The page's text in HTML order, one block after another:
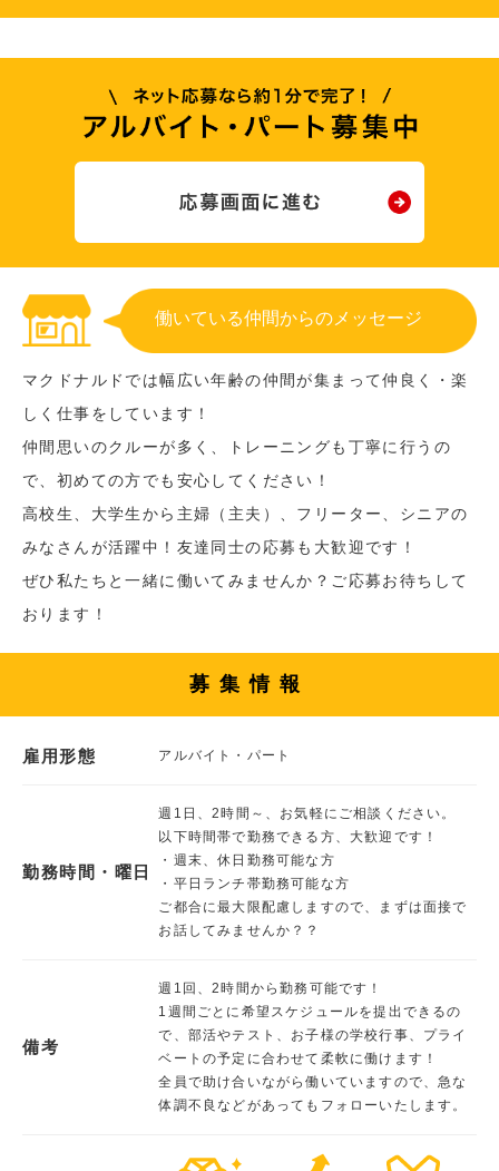
働いている仲間からのメッセージ
マクドナルドでは幅広い年齢の仲間が集まって仲良く・楽
しく仕事をしています！
仲間思いのクルーが多く、トレーニングも丁寧に行うの
で、初めての方でも安心してください！
高校生、大学生から主婦（主夫）、フリーター、シニアの
みなさんが活躍中！友達同士の応募も大歓迎です！
ぜひ私たちと一緒に働いてみませんか？ご応募お待ちして
おります！
募集情報
雇用形態 アルバイト・パート
勤務時間・曜日
週1日、2時間～、お気軽にご相談ください。
以下時間帯で勤務できる方、大歓迎です！
・週末、休日勤務可能な方
・平日ランチ帯勤務可能な方
ご都合に最大限配慮しますので、まずは面接で
お話してみませんか？？
備考
週1回、2時間から勤務可能です！
1週間ごとに希望スケジュールを提出できるの
で、部活やテスト、お子様の学校行事、プライ
ベートの予定に合わせて柔軟に働けます！
全員で助け合いながら働いていますので、急な
体調不良などがあってもフォローいたします。